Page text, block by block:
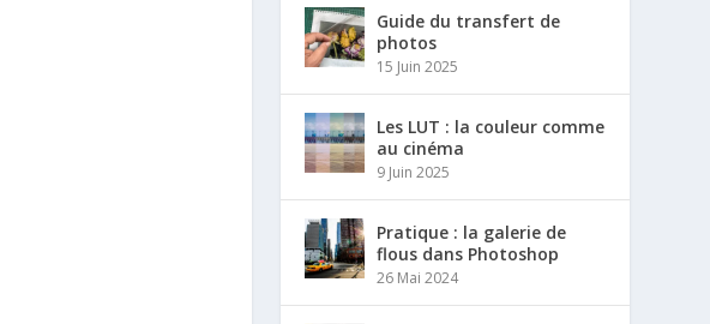
Guide du transfert de
photos
15 Juin 2025
Les LUT : la couleur comme
au cinéma
9 Juin 2025
Pratique : la galerie de
flous dans Photoshop
26 Mai 2024